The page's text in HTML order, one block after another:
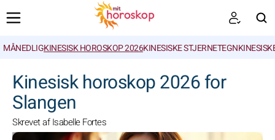
MÅNEDLIGKINESISK HOROSKOP 2026KINESISKE STJERNETEGN
Kinesisk horoskop 2026 for
Slangen
Skrevet af Isabelle Fortes